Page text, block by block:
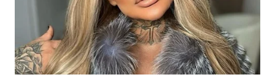
KEPULAUAN
SERIBU
WN